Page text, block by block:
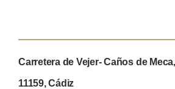
Carretera de Vejer- Caños de
11159, Cádiz